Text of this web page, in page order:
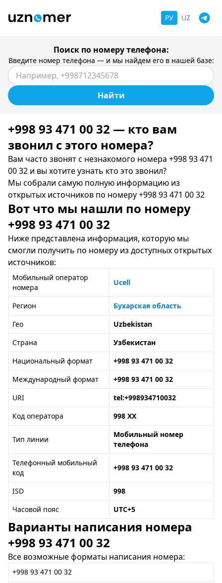
РУ UZ
Поиск по номеру телефона:
Введите номер телефона — и мы найдем его в нашей базе:
Найти
+998 93 471 00 32 — кто вам
звонил c этого номера?
Вам часто звонят с незнакомого номера +998 93 471
00 32 и вы хотите узнать кто это звонил?
Мы собрали самую полную информацию из
открытых источников по номеру +998 93 471 00 32
Вот что мы нашли по номеру
+998 93 471 00 32
Ниже представлена информация, которую мы
смогли получить по номеру из доступных открытых
источников:
Мобильный оператор
номера
Ucell
Регион
Бухарская область
Гео
Uzbekistan
Страна
Узбекистан
Национальный формат
+998 93 471 00 32
Международный формат
+998 93 471 00 32
URI
tel:+998934710032
Код оператора
998 XX
Тип линии
Мобильный номер
телефона
Телефонный мобильный
код
+998 93 471 00 32
ISD
998
Часовой пояс
UTC+5
Варианты написания номера
+998 93 471 00 32
Все возможные форматы написания номера:
+998 93 471 00 32